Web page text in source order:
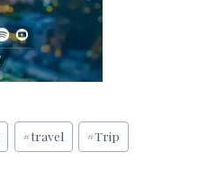
#travel #Trip